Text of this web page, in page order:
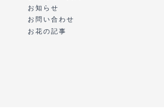
お知らせ
お問い合わせ
お花の記事